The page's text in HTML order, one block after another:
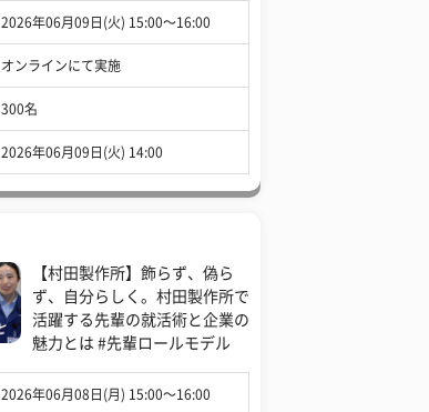
2026年06月09日(火) 15:00〜16:00
オンラインにて実施
300名
2026年06月09日(火) 14:00
【村田製作所】飾らず、偽ら
ず、自分らしく。村田製作所で
活躍する先輩の就活術と企業の
魅力とは #先輩ロールモデル
2026年06月08日(月) 15:00〜16:00